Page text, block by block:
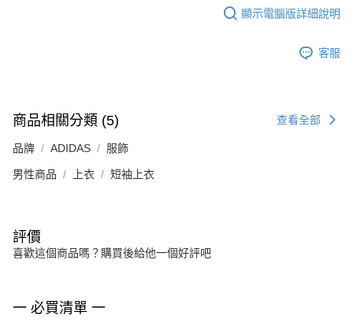
顯示電腦版詳細說明
客服
商品相關分類 (5) 查看全部
品牌 ADIDAS 服飾
男性商品 上衣 短袖上衣
評價
喜歡這個商品嗎？購買後給他一個好評吧
一 必買清單 一